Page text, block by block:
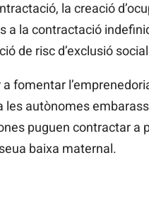
la creació
a la contractació
de risc d’exclusió
fomentar
autònomes
puguen contractar a
baixa maternal.